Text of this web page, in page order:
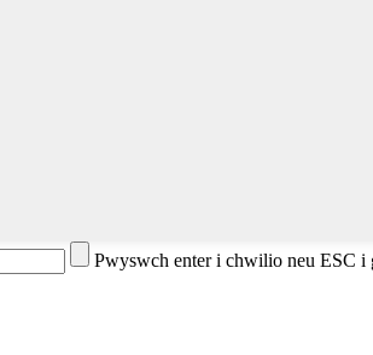
Pwyswch enter i chwilio neu ESC i